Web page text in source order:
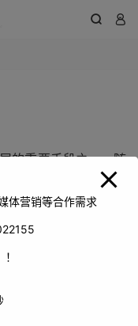
 
的重要手段之一。随
，越来越多的患者开
需要积极开展网络营
吸引更多的患者前来
体营销等合作需求